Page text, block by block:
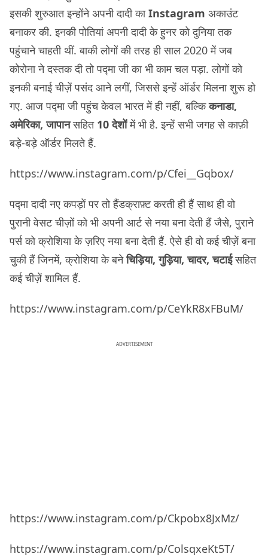
इसकी शुरुआत इन्होंने अपनी दादी काInstagram अकाउंट
बनाकर की. इनकी पोतियां अपनी दादी के हुनर को दुनिया तक
पहुंचाने चाहती थीं. बाकी लोगों की तरह ही साल 2020 में जब
कोरोना ने दस्तक दी तो पद्मा जी का भी काम चल पड़ा. लोगों को
इनकी बनाई चीज़ें पसंद आने लगीं, जिससे इन्हें ऑर्डर मिलना शुरू हो
गए. आज पद्मा जी पहुंच केवल भारत में ही नहीं, बल्किकनाडा,
अमेरिका, जापानसहित 10 देशोंमें भी है. इन्हें सभी जगह से काफ़ी
बड़े-बड़े ऑर्डर मिलते हैं.
https://www.instagram.com/p/Cfei__Gqbox/
पद्मा दादी नए कपड़ों पर तो हैंडक्राफ़्ट करती ही हैं साथ ही वो
पुरानी वेसट चीज़ों को भी अपनी आर्ट से नया बना देती हैं जैसे, पुराने
पर्स को क्रोशिया के ज़रिए नया बना देती हैं. ऐसे ही वो कई चीज़ें बना
चुकी हैं जिनमें, क्रोशिया के बनेचिड़िया, गुड़िया, चादर, चटाईसहित
कई चीज़ें शामिल हैं.
https://www.instagram.com/p/CeYkR8xFBuM/
ADVERTISEMENT
https://www.instagram.com/p/Ckpobx8JxMz/
https://www.instagram.com/p/ColsqxeKt5T/